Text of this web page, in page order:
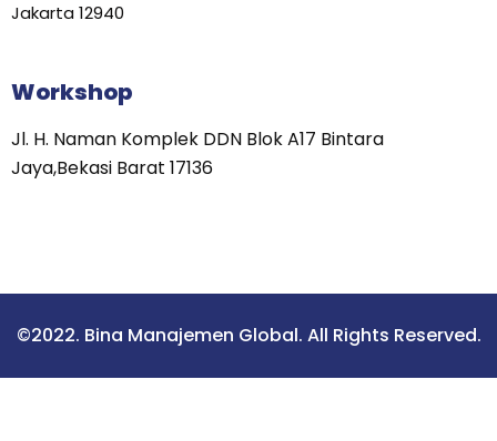
Jakarta 12940
Workshop
Jl. H. Naman Komplek DDN Blok A17 Bintara
Jaya,Bekasi Barat 17136
©2022. Bina Manajemen Global. All Rights Reserved.